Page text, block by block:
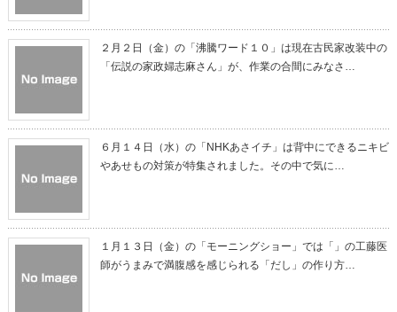
２月２日（金）の「沸騰ワード１０」は現在古民家改装中の
「伝説の家政婦志麻さん」が、作業の合間にみなさ…
６月１４日（水）の「NHKあさイチ」は背中にできるニキビ
やあせもの対策が特集されました。その中で気に…
１月１３日（金）の「モーニングショー」では「」の工藤医
師がうまみで満腹感を感じられる「だし」の作り方…